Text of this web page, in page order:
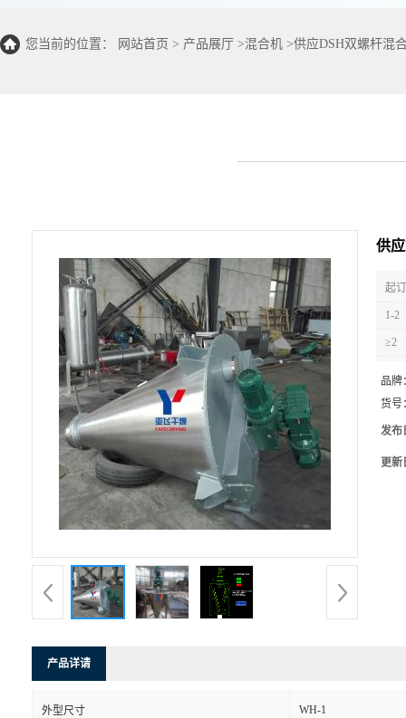
您当前的位置： 网站首页 > 产品展厅 >混合机 >供应DSH双螺杆混
供
起
1-2
≥2
品牌
货号
发布
更新
产品详请
外型尺寸 WH-1